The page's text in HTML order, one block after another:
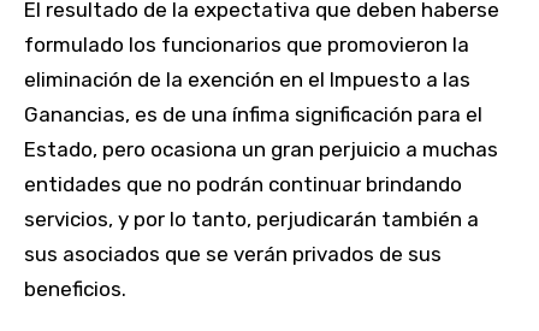
El resultado de la expectativa que deben haberse
formulado los funcionarios que promovieron la
eliminación de la exención en el Impuesto a las
Ganancias, es de una ínfima significación para el
Estado, pero ocasiona un gran perjuicio a muchas
entidades que no podrán continuar brindando
servicios, y por lo tanto, perjudicarán también a
sus asociados que se verán privados de sus
beneficios.